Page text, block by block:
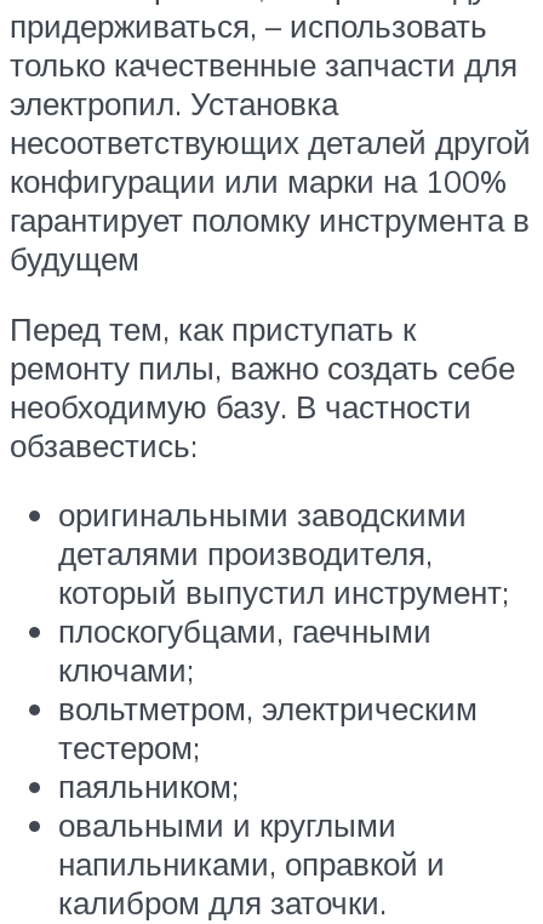
придерживаться, – использовать
только качественные запчасти для
электропил. Установка
несоответствующих деталей другой
конфигурации или марки на 100%
гарантирует поломку инструмента в
будущем
Перед тем, как приступать к
ремонту пилы, важно создать себе
необходимую базу. В частности
обзавестись:
оригинальными заводскими
деталями производителя,
который выпустил инструмент;
плоскогубцами, гаечными
ключами;
вольтметром, электрическим
тестером;
паяльником;
овальными и круглыми
напильниками, оправкой и
калибром для заточки.